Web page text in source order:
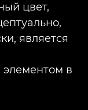
цвет,
является
в